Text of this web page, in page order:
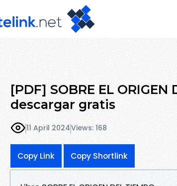
[PDF] SOBRE EL ORIGEN
descargar gratis
11 April 2024Views: 168
Copy Link Copy Shortlink